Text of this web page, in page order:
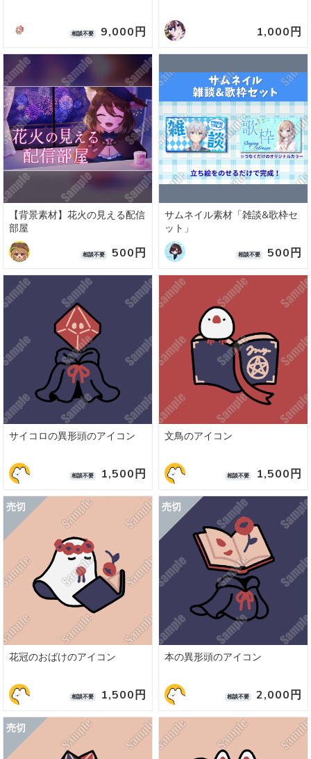
相談不要 9,000円 1,000円
【背景素材】花火の見える配信
部屋
相談不要 500円
サムネイル素材「雑談&歌枠セ
ット」
相談不要 500円
サイコロの異形頭のアイコン
相談不要 1,500円
文鳥のアイコン
相談不要 1,500円
花冠のおばけのアイコン
相談不要 1,500円
本の異形頭のアイコン
相談不要 2,000円